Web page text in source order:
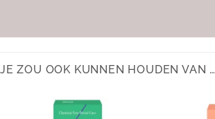
JE ZOU OOK KUNNEN HOUDEN VAN …